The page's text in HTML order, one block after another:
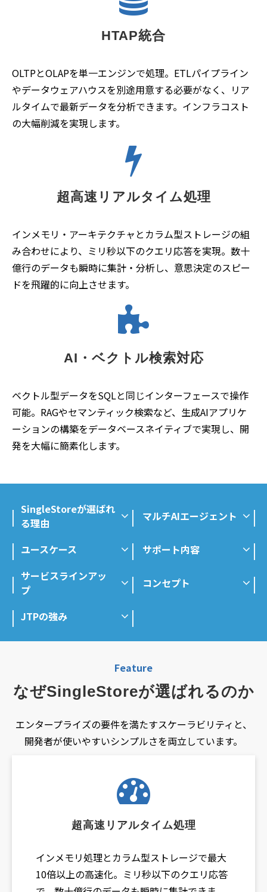
HTAP統合
OLTPとOLAPを単一エンジンで処理。ETLパイプライン
やデータウェアハウスを別途用意する必要がなく、リア
ルタイムで最新データを分析できます。インフラコスト
の大幅削減を実現します。
超高速リアルタイム処理
インメモリ・アーキテクチャとカラム型ストレージの組
み合わせにより、ミリ秒以下のクエリ応答を実現。数十
億行のデータも瞬時に集計・分析し、意思決定のスピー
ドを飛躍的に向上させます。
AI・ベクトル検索対応
ベクトル型データをSQLと同じインターフェースで操作
可能。RAGやセマンティック検索など、生成AIアプリケ
ーションの構築をデータベースネイティブで実現し、開
発を大幅に簡素化します。
SingleStoreが選ばれ
る理由
マルチAIエージェント
ユースケース
サポート内容
サービスラインアッ
プ
コンセプト
JTPの強み
Feature
なぜSingleStoreが選ばれるのか
エンタープライズの要件を満たすスケーラビリティと、
開発者が使いやすいシンプルさを両立しています。
超高速リアルタイム処理
インメモリ処理とカラム型ストレージで最大
10倍以上の高速化。ミリ秒以下のクエリ応答